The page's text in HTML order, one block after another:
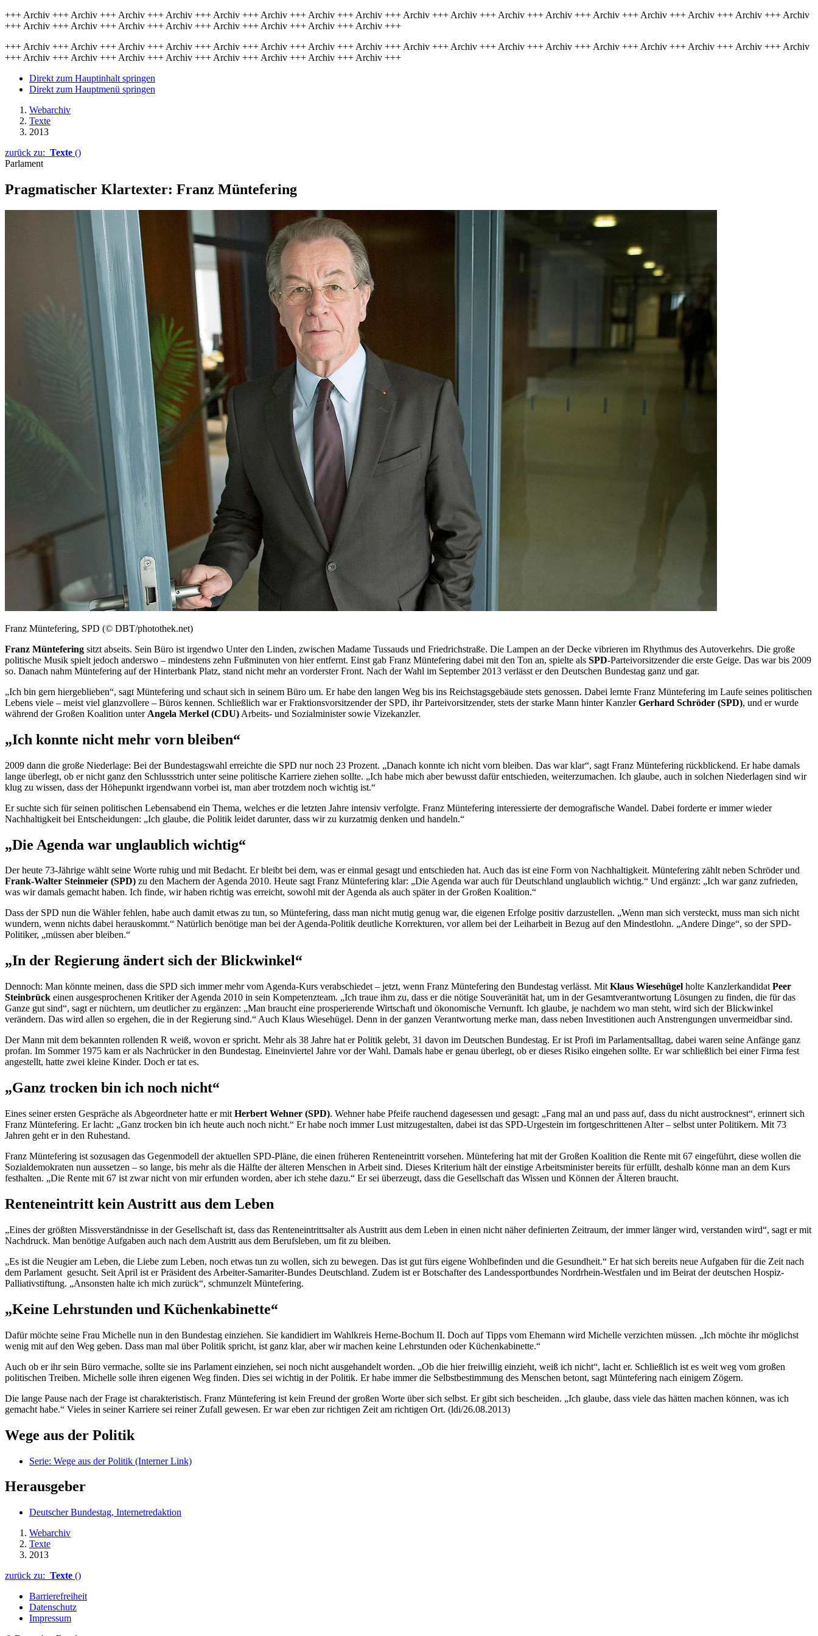
+++ Archiv +++ Archiv +++ Archiv +++ Archiv +++ Archiv +++ Archiv +++ Archiv +++ Archiv +++ Archiv +++ Archiv +++ Archiv +++ Archiv +++ Archiv +++ Archiv +++ Archiv +++ Archiv +++ Archiv
+++ Archiv +++ Archiv +++ Archiv +++ Archiv +++ Archiv +++ Archiv +++ Archiv +++ Archiv +++
+++ Archiv +++ Archiv +++ Archiv +++ Archiv +++ Archiv +++ Archiv +++ Archiv +++ Archiv +++ Archiv +++ Archiv +++ Archiv +++ Archiv +++ Archiv +++ Archiv +++ Archiv +++ Archiv +++ Archiv
+++ Archiv +++ Archiv +++ Archiv +++ Archiv +++ Archiv +++ Archiv +++ Archiv +++ Archiv +++
Direkt zum Hauptinhalt springen
Direkt zum Hauptmenü springen
Webarchiv
Texte
2013
zurück zu: Texte ()
Parlament
Pragmatischer Klartexter: Franz Müntefering
Franz Müntefering, SPD (© DBT/photothek.net)
Franz Müntefering sitzt abseits. Sein Büro ist irgendwo Unter den Linden, zwischen Madame Tussauds und Friedrichstraße. Die Lampen an der Decke vibrieren im Rhythmus des Autoverkehrs. Die große
politische Musik spielt jedoch anderswo – mindestens zehn Fußminuten von hier entfernt. Einst gab Franz Müntefering dabei mit den Ton an, spielte als SPD-Parteivorsitzender die erste Geige. Das war bis 2009
so. Danach nahm Müntefering auf der Hinterbank Platz, stand nicht mehr an vorderster Front. Nach der Wahl im September 2013 verlässt er den Deutschen Bundestag ganz und gar.
„Ich bin gern hiergeblieben“, sagt Müntefering und schaut sich in seinem Büro um. Er habe den langen Weg bis ins Reichstagsgebäude stets genossen. Dabei lernte Franz Müntefering im Laufe seines politischen
Lebens viele – meist viel glanzvollere – Büros kennen. Schließlich war er Fraktionsvorsitzender der SPD, ihr Parteivorsitzender, stets der starke Mann hinter KanzlerGerhard Schröder (SPD), und er wurde
während der Großen Koalition unter Angela Merkel (CDU) Arbeits- und Sozialminister sowie Vizekanzler.
„Ich konnte nicht mehr vorn bleiben“
2009 dann die große Niederlage: Bei der Bundestagswahl erreichte die SPD nur noch 23 Prozent. „Danach konnte ich nicht vorn bleiben. Das war klar“, sagt Franz Müntefering rückblickend. Er habe damals
lange überlegt, ob er nicht ganz den Schlussstrich unter seine politische Karriere ziehen sollte. „Ich habe mich aber bewusst dafür entschieden, weiterzumachen. Ich glaube, auch in solchen Niederlagen sind wir
klug zu wissen, dass der Höhepunkt irgendwann vorbei ist, man aber trotzdem noch wichtig ist.“
Er suchte sich für seinen politischen Lebensabend ein Thema, welches er die letzten Jahre intensiv verfolgte. Franz Müntefering interessierte der demografische Wandel. Dabei forderte er immer wieder
Nachhaltigkeit bei Entscheidungen: „Ich glaube, die Politik leidet darunter, dass wir zu kurzatmig denken und handeln.“
„Die Agenda war unglaublich wichtig“
Der heute 73-Jährige wählt seine Worte ruhig und mit Bedacht. Er bleibt bei dem, was er einmal gesagt und entschieden hat. Auch das ist eine Form von Nachhaltigkeit. Müntefering zählt neben Schröder und
Frank-Walter Steinmeier (SPD) zu den Machern der Agenda 2010. Heute sagt Franz Müntefering klar: „Die Agenda war auch für Deutschland unglaublich wichtig.“ Und ergänzt: „Ich war ganz zufrieden,
was wir damals gemacht haben. Ich finde, wir haben richtig was erreicht, sowohl mit der Agenda als auch später in der Großen Koalition.“
Dass der SPD nun die Wähler fehlen, habe auch damit etwas zu tun, so Müntefering, dass man nicht mutig genug war, die eigenen Erfolge positiv darzustellen. „Wenn man sich versteckt, muss man sich nicht
wundern, wenn nichts dabei herauskommt.“ Natürlich benötige man bei der Agenda-Politik deutliche Korrekturen, vor allem bei der Leiharbeit in Bezug auf den Mindestlohn. „Andere Dinge“, so der SPD-
Politiker, „müssen aber bleiben.“
„In der Regierung ändert sich der Blickwinkel“
Dennoch: Man könnte meinen, dass die SPD sich immer mehr vom Agenda-Kurs verabschiedet – jetzt, wenn Franz Müntefering den Bundestag verlässt. Mit Klaus Wiesehügel holte Kanzlerkandidat Peer
Steinbrück einen ausgesprochenen Kritiker der Agenda 2010 in sein Kompetenzteam. „Ich traue ihm zu, dass er die nötige Souveränität hat, um in der Gesamtverantwortung Lösungen zu finden, die für das
Ganze gut sind“, sagt er nüchtern, um deutlicher zu ergänzen: „Man braucht eine prosperierende Wirtschaft und ökonomische Vernunft. Ich glaube, je nachdem wo man steht, wird sich der Blickwinkel
verändern. Das wird allen so ergehen, die in der Regierung sind.“ Auch Klaus Wiesehügel. Denn in der ganzen Verantwortung merke man, dass neben Investitionen auch Anstrengungen unvermeidbar sind.
Der Mann mit dem bekannten rollenden R weiß, wovon er spricht. Mehr als 38 Jahre hat er Politik gelebt, 31 davon im Deutschen Bundestag. Er ist Profi im Parlamentsalltag, dabei waren seine Anfänge ganz
profan. Im Sommer 1975 kam er als Nachrücker in den Bundestag. Eineinviertel Jahre vor der Wahl. Damals habe er genau überlegt, ob er dieses Risiko eingehen sollte. Er war schließlich bei einer Firma fest
angestellt, hatte zwei kleine Kinder. Doch er tat es.
„Ganz trocken bin ich noch nicht“
Eines seiner ersten Gespräche als Abgeordneter hatte er mit Herbert Wehner (SPD). Wehner habe Pfeife rauchend dagesessen und gesagt: „Fang mal an und pass auf, dass du nicht austrocknest“, erinnert sich
Franz Müntefering. Er lacht: „Ganz trocken bin ich heute auch noch nicht.“ Er habe noch immer Lust mitzugestalten, dabei ist das SPD-Urgestein im fortgeschrittenen Alter – selbst unter Politikern. Mit 73
Jahren geht er in den Ruhestand.
Franz Müntefering ist sozusagen das Gegenmodell der aktuellen SPD-Pläne, die einen früheren Renteneintritt vorsehen. Müntefering hat mit der Großen Koalition die Rente mit 67 eingeführt, diese wollen die
Sozialdemokraten nun aussetzen – so lange, bis mehr als die Hälfte der älteren Menschen in Arbeit sind. Dieses Kriterium hält der einstige Arbeitsminister bereits für erfüllt, deshalb könne man an dem Kurs
festhalten. „Die Rente mit 67 ist zwar nicht von mir erfunden worden, aber ich stehe dazu.“ Er sei überzeugt, dass die Gesellschaft das Wissen und Können der Älteren braucht.
Renteneintritt kein Austritt aus dem Leben
„Eines der größten Missverständnisse in der Gesellschaft ist, dass das Renteneintrittsalter als Austritt aus dem Leben in einen nicht näher definierten Zeitraum, der immer länger wird, verstanden wird“, sagt er mit
Nachdruck. Man benötige Aufgaben auch nach dem Austritt aus dem Berufsleben, um fit zu bleiben.
„Es ist die Neugier am Leben, die Liebe zum Leben, noch etwas tun zu wollen, sich zu bewegen. Das ist gut fürs eigene Wohlbefinden und die Gesundheit.“ Er hat sich bereits neue Aufgaben für die Zeit nach
dem Parlament gesucht. Seit April ist er Präsident des Arbeiter-Samariter-Bundes Deutschland. Zudem ist er Botschafter des Landessportbundes Nordrhein-Westfalen und im Beirat der deutschen Hospiz-
Palliativstiftung. „Ansonsten halte ich mich zurück“, schmunzelt Müntefering.
„Keine Lehrstunden und Küchenkabinette“
Dafür möchte seine Frau Michelle nun in den Bundestag einziehen. Sie kandidiert im Wahlkreis Herne-Bochum II. Doch auf Tipps vom Ehemann wird Michelle verzichten müssen. „Ich möchte ihr möglichst
wenig mit auf den Weg geben. Dass man mal über Politik spricht, ist ganz klar, aber wir machen keine Lehrstunden oder Küchenkabinette.“
Auch ob er ihr sein Büro vermache, sollte sie ins Parlament einziehen, sei noch nicht ausgehandelt worden. „Ob die hier freiwillig einzieht, weiß ich nicht“, lacht er. Schließlich ist es weit weg vom großen
politischen Treiben. Michelle solle ihren eigenen Weg finden. Dies sei wichtig in der Politik. Er habe immer die Selbstbestimmung des Menschen betont, sagt Müntefering nach einigem Zögern.
Die lange Pause nach der Frage ist charakteristisch. Franz Müntefering ist kein Freund der großen Worte über sich selbst. Er gibt sich bescheiden. „Ich glaube, dass viele das hätten machen können, was ich
gemacht habe.“ Vieles in seiner Karriere sei reiner Zufall gewesen. Er war eben zur richtigen Zeit am richtigen Ort. (ldi/26.08.2013)
Wege aus der Politik
Serie: Wege aus der Politik (Interner Link)
Herausgeber
Deutscher Bundestag, Internetredaktion
Webarchiv
Texte
2013
zurück zu: Texte ()
Barrierefreiheit
Datenschutz
Impressum